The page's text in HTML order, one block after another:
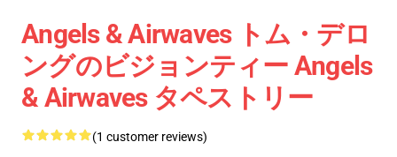
Angels & Airwaves トム・デロ
ングのビジョンティー Angels
& Airwaves タペストリー
(1 customer reviews)